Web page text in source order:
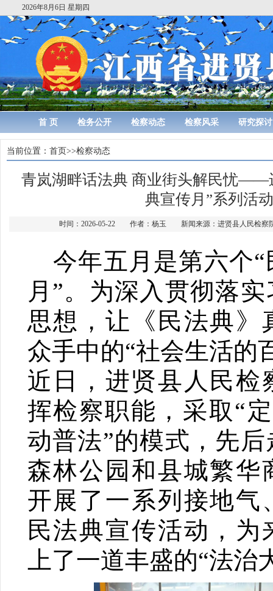
2026年8月6日 星期四
首 页 检务公开 检察动态 检察风采 研究探讨
当前位置： 首页>>检察动态
青岚湖畔话法典 商业街头解民忧——
典宣传月”系列活动
时间：2026-05-22 作者：杨玉 新闻来源：进贤县人民检
今年五月是第六个
月”。为深入贯彻落
思想，让《民法典》
众手中的“社会生活的
近日，进贤县人民检
挥检察职能，采取“
动普法”的模式，先
森林公园和县城繁华
开展了一系列接地气
民法典宣传活动，为
上了一道丰盛的“法治